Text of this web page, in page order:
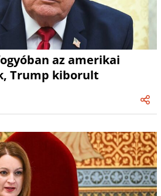
az amerikai
Trump kiborult